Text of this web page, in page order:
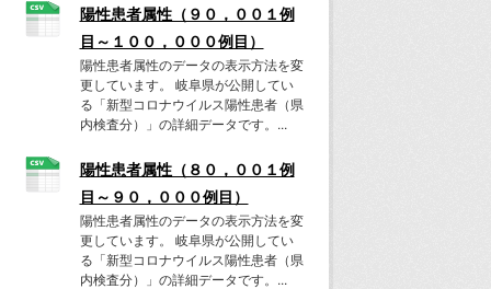
陽性患者属性（９０，００１例
目～１００，０００例目）
陽性患者属性のデータの表示方法を変
更しています。 岐阜県が公開してい
る「新型コロナウイルス陽性患者（県
内検査分）」の詳細データです。...
陽性患者属性（８０，００１例
目～９０，０００例目）
陽性患者属性のデータの表示方法を変
更しています。 岐阜県が公開してい
る「新型コロナウイルス陽性患者（県
内検査分）」の詳細データです。...